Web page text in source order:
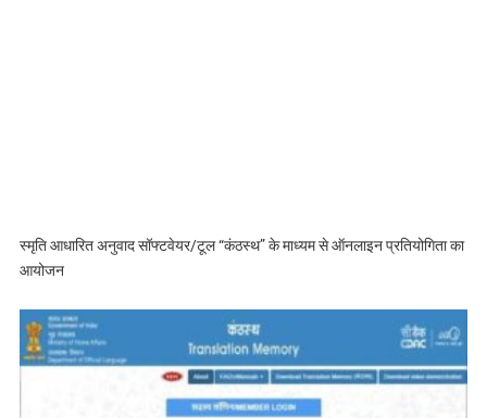
स्मृति आधारित अनुवाद सॉफ्टवेयर/टूल “कंठस्थ” के माध्यम से ऑनलाइन प्रतियोगिता का
आयोजन